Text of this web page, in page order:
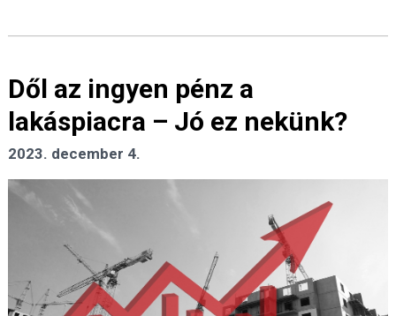
Dől az ingyen pénz a
lakáspiacra – Jó ez nekünk?
2023. december 4.